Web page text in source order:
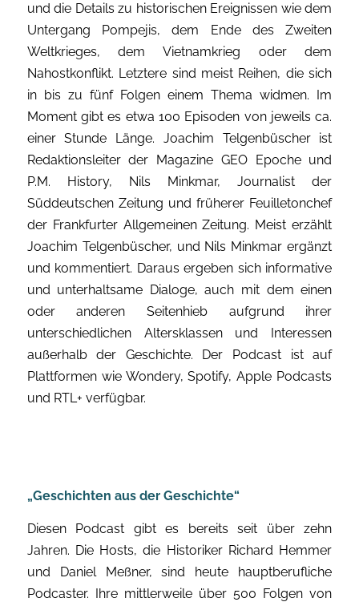
und die Details zu historischen Ereignissen wie dem
Untergang Pompejis, dem Ende des Zweiten
Weltkrieges, dem Vietnamkrieg oder dem
Nahostkonflikt. Letztere sind meist Reihen, die sich
in bis zu fünf Folgen einem Thema widmen. Im
Moment gibt es etwa 100 Episoden von jeweils ca.
einer Stunde Länge. Joachim Telgenbüscher ist
Redaktionsleiter der Magazine GEO Epoche und
P.M. History, Nils Minkmar, Journalist der
Süddeutschen Zeitung und früherer Feuilletonchef
der Frankfurter Allgemeinen Zeitung. Meist erzählt
Joachim Telgenbüscher, und Nils Minkmar ergänzt
und kommentiert. Daraus ergeben sich informative
und unterhaltsame Dialoge, auch mit dem einen
oder anderen Seitenhieb aufgrund ihrer
unterschiedlichen Altersklassen und Interessen
außerhalb der Geschichte. Der Podcast ist auf
Plattformen wie Wondery, Spotify, Apple Podcasts
und RTL+ verfügbar.
„Geschichten aus der Geschichte“
Diesen Podcast gibt es bereits seit über zehn
Jahren. Die Hosts, die Historiker Richard Hemmer
und Daniel Meßner, sind heute hauptberufliche
Podcaster. Ihre mittlerweile über 500 Folgen von